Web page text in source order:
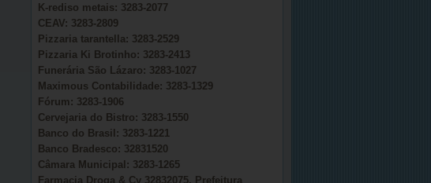
K-rediso metais: 3283-2077
CEAV: 3283-2809
Pizzaria tarantella: 3283-2529
Pizzaria Ki Brotinho: 3283-2413
Funerária São Lázaro: 3283-1027
Maximous Contabilidade: 3283-1329
Fórum: 3283-1906
Cervejaria do Bistro: 3283-1550
Banco do Brasil: 3283-1221
Banco Bradesco: 32831520
Câmara Municipal: 3283-1265
Farmacia Droga & Cy 32832075. Prefeitura